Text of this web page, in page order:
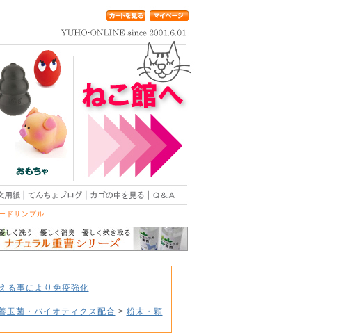
ドサンプル
る事により免疫強化
玉菌・バイオティクス配合 > 粉末・顆